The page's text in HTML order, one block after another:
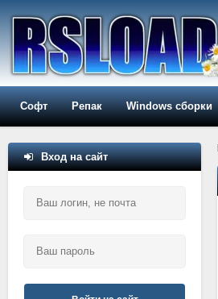
Софт Репак Windows сборки
Вход на сайт